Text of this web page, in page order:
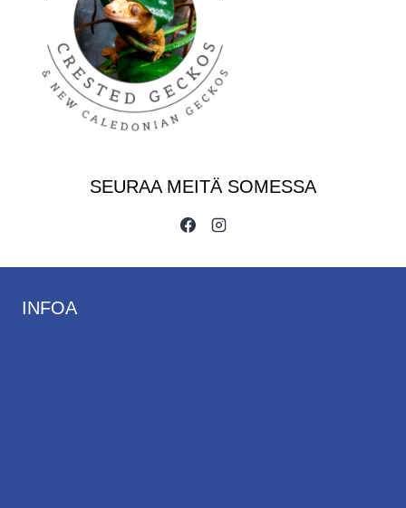
SEURAA MEITÄ SOMESSA
INFOA